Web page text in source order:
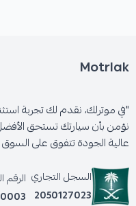
Motrlak
"في موترلك، نقدم لك تجربة
نؤمن بأن سيارتك تستحق
عالية الجودة تتفوق على
السجل التجاري
2050127023
الرقم